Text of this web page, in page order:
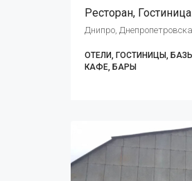
Ресторан, Гостиница
Днипро,
ОТЕЛИ, ГОСТИНИЦЫ,
КАФЕ, БАРЫ